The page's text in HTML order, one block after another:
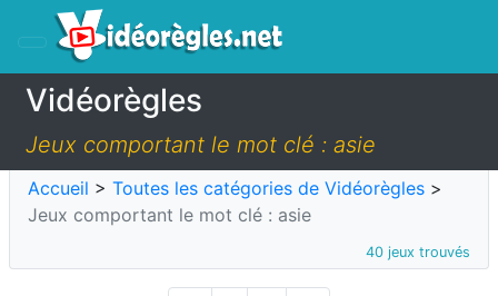
Vidéorègles
Jeux comportant le mot clé : asie
Accueil > Toutes les catégories de Vidéorègles >
Jeux comportant le mot clé : asie
40 jeux trouvés